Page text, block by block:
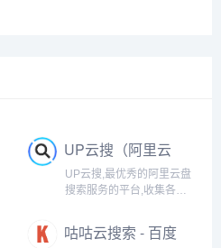
UP云搜（阿里云
盘资源搜索神
器）
UP云搜,最优秀的阿里云盘
搜索服务的平台,收集各类
搜索功能,推动互联网优质
资源的高效传递!
咕咕云搜索 - 百度